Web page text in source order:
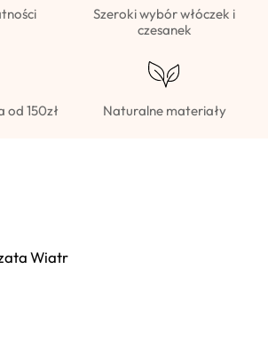
Szeroki wybór włóczek i
czesanek
150zł Naturalne materiały
Wiatr